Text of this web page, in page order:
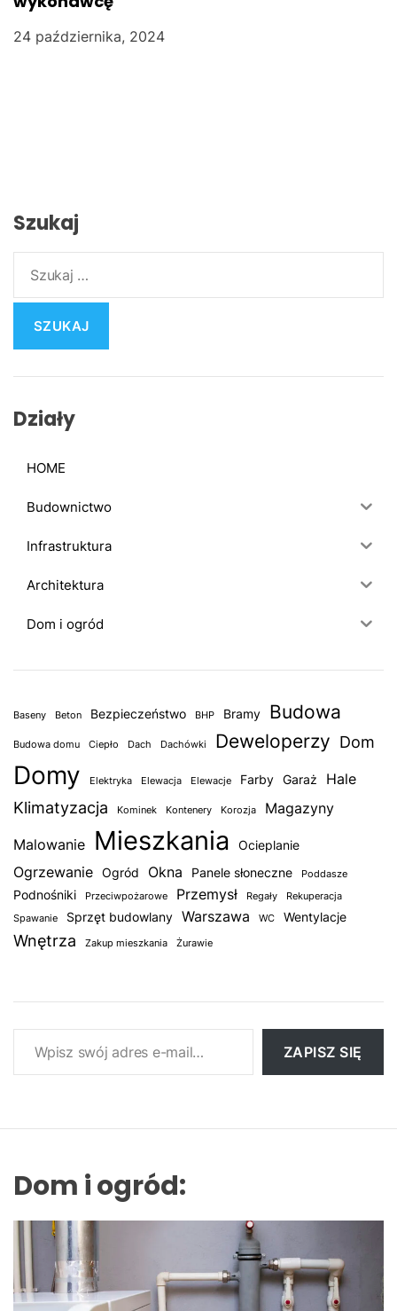
24 października, 2024
Szukaj
u
a
j
Działy
HOME
Budownictwo
Infrastruktura
Architektura
Dom i ogród
Baseny Beton Bezpieczeństwo BHP Bramy Budowa
Budowa domu Ciepło Dach Dachówki Deweloperzy Dom
Domy Elektryka Elewacja Elewacje Farby Garaż Hale
Klimatyzacja Kominek Kontenery Korozja Magazyny
Malowanie Mieszkania Ocieplanie
Ogrzewanie Ogród Okna Panele słoneczne Poddasze
Podnośniki Przeciwpożarowe Przemysł Regały
Rekuperacja
Spawanie
Sprzęt budowlany Warszawa WC Wentylacje
Wnętrza Zakup mieszkania Żurawie
Wpisz swój adres e-mail…
ZAPISZ SIĘ
Dom i ogród: